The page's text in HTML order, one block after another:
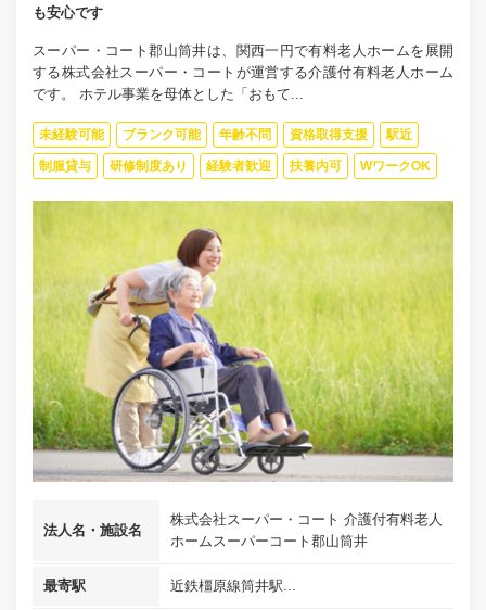
も安心です
スーパー・コート郡山筒井は、関西一円で有料老人ホームを展開
する株式会社スーパー・コートが運営する介護付有料老人ホーム
です。 ホテル事業を母体とした「おもて...
未経験可能 ブランク可能 年齢不問 資格取得支援 駅近
制服貸与 研修制度あり 経験者歓迎 扶養内可 WワークOK
法人名・施設名
株式会社スーパー・コート 介護付有料老人
ホームスーパーコート郡山筒井
最寄駅 近鉄橿原線筒井駅...